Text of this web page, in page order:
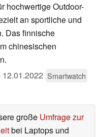
hochwertige Outdoor-
an sportliche und
Das finnische
chinesischen
12.01.2022 Smartwatch
große Umfrage zur
bei Laptops und